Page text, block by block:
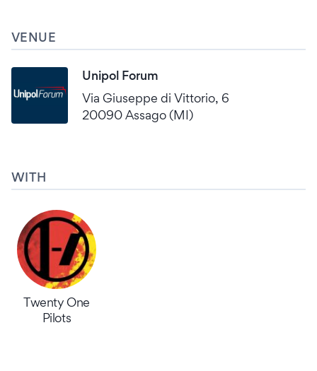
VENUE
Unipol Forum
Via Giuseppe di Vittorio, 6
20090 Assago (MI)
WITH
Twenty One
Pilots